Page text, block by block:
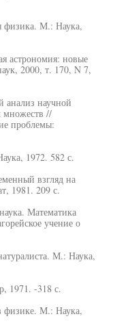
физика. М.: Наука,
астрономия: новые
2000, т. 170, N 7,
научной
множеств //
проблемы:
1972. 582 с.
взгляд на
1981. 209 с.
Математика
учение о
М.: Наука,
1971. -318 с.
физике. М.: Наука,